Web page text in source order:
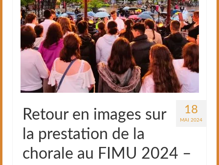
18
MAI 2024
Retour en images sur
la prestation de la
chorale au FIMU 2024 –